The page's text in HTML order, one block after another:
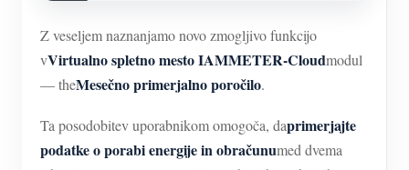
Z veseljem naznanjamo novo zmogljivo funkcijo
vVirtualno spletno mesto IAMMETER-Cloudmodul
— theMesečno primerjalno poročilo.
Ta posodobitev uporabnikom omogoča, daprimerjajte
podatke o porabi energije in obračunumed dvema